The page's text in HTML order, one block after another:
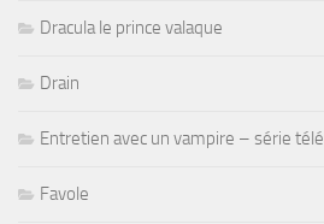
Dracula le prince valaque
Drain
Entretien avec un vampire – série télé
Favole